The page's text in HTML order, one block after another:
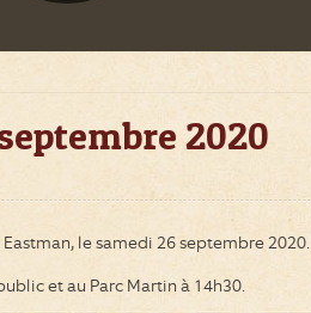
2020
le samedi 26 septembre 2020.
et au Parc Martin à 14h30.